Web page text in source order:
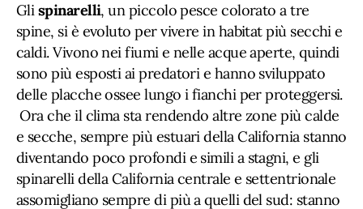
Glispinarelli, un piccolo pesce colorato a tre
spine, si è evoluto per vivere in habitat più secchi e
caldi. Vivono nei fiumi e nelle acque aperte, quindi
sono più esposti ai predatori e hanno sviluppato
delle placche ossee lungo i fianchi per proteggersi.
Ora che il clima sta rendendo altre zone più calde
e secche, sempre più estuari della California stanno
diventando poco profondi e simili a stagni, e gli
spinarelli della California centrale e settentrionale
assomigliano sempre di più a quelli del sud: stanno